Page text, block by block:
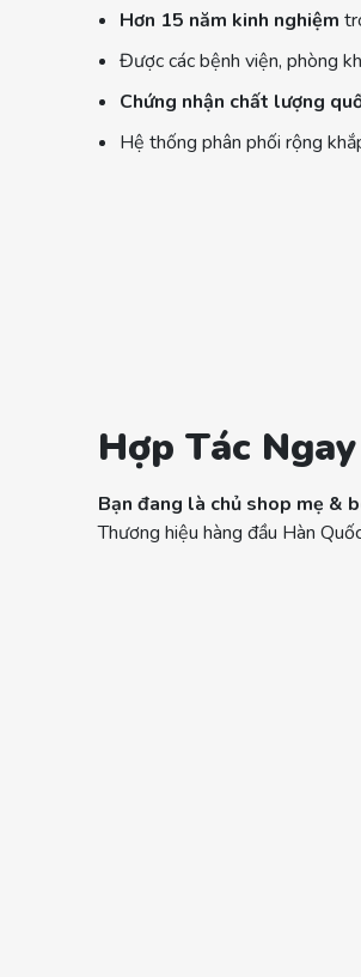
Hơn 15 năm kinh nghiệm
Được các bệnh viện, phòng
Chứng nhận chất lượng
Hệ thống phân phối rộng
Hợp Tác
Bạn đang là chủ shop mẹ &
Thương hiệu hàng đầu Hàn